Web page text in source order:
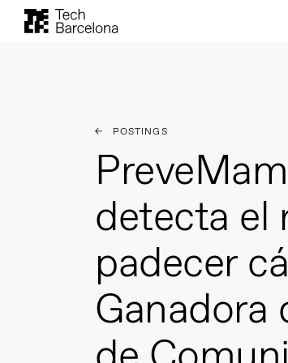
POSTINGS
detecta el
padecer
Ganadora